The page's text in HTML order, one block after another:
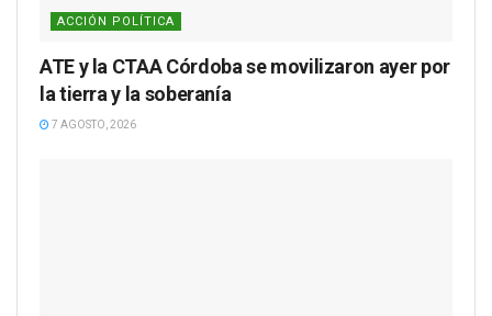
ACCIÓN POLÍTICA
ATE y la CTAA Córdoba se movilizaron ayer por
la tierra y la soberanía
7 AGOSTO, 2026